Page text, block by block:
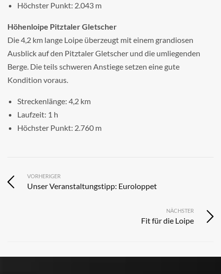
Höchster Punkt: 2.043 m
Höhenloipe Pitztaler Gletscher
Die 4,2 km lange Loipe überzeugt mit einem grandiosen
Ausblick auf den Pitztaler Gletscher und die umliegenden
Berge. Die teils schweren Anstiege setzen eine gute
Kondition voraus.
Streckenlänge: 4,2 km
Laufzeit: 1 h
Höchster Punkt: 2.760 m
VORHERIGER
Unser Veranstaltungstipp: Euroloppet
NÄCHSTER
Fit für die Loipe